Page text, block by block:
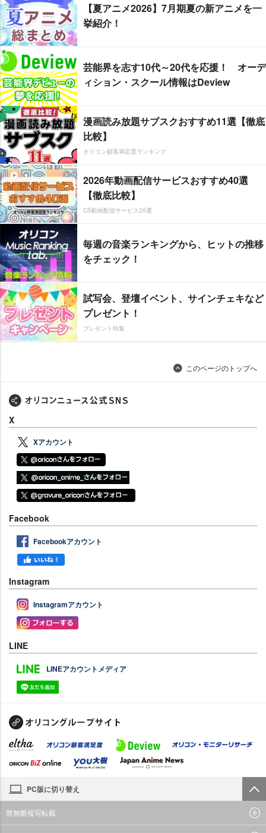
【夏アニメ2026】7月期夏の新アニメを一
挙紹介！
芸能界を志す10代～20代を応援！ オーデ
ィション・スクール情報はDeview
漫画読み放題サブスクおすすめ11選【徹底
比較】
オリコン顧客満足度ランキング
2026年動画配信サービスおすすめ40選
【徹底比較】
CS動画配信サービス20選
毎週の音楽ランキングから、ヒットの推移
をチェック！
試写会、登壇イベント、サインチェキなど
プレゼント！
プレゼント特集
このページのトップへ
X
Xアカウント
Facebook
Facebookアカウント
Instagram
Instagramアカウント
LINE
LINEアカウントメディア
PC版に切り替え
禁無断複写転載